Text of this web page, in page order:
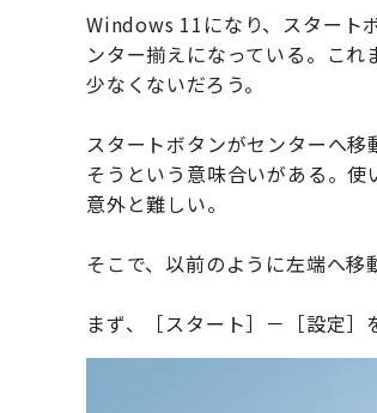
Windows 11になり、スタート
ンター揃えになっている。こ
少なくないだろう。
スタートボタンがセンターへ
そうという意味合いがある。使
意外と難しい。
そこで、以前のように左端へ移
まず、［スタート］－［設定］